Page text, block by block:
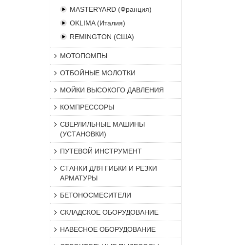
MASTERYARD (Франция)
OKLIMA (Италия)
REMINGTON (США)
МОТОПОМПЫ
ОТБОЙНЫЕ МОЛОТКИ
МОЙКИ ВЫСОКОГО ДАВЛЕНИЯ
КОМПРЕССОРЫ
СВЕРЛИЛЬНЫЕ МАШИНЫ
(УСТАНОВКИ)
ПУТЕВОЙ ИНСТРУМЕНТ
СТАНКИ ДЛЯ ГИБКИ И РЕЗКИ
АРМАТУРЫ
БЕТОНОСМЕСИТЕЛИ
СКЛАДСКОЕ ОБОРУДОВАНИЕ
НАВЕСНОЕ ОБОРУДОВАНИЕ